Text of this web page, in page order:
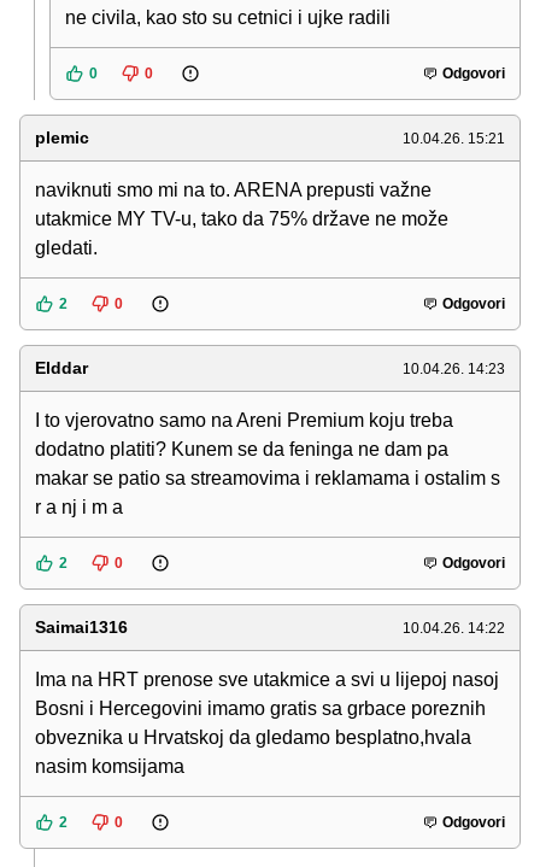
ne civila, kao sto su cetnici i ujke radili
0 0 Odgovori
plemic 10.04.26. 15:21
naviknuti smo mi na to. ARENA prepusti važne
utakmice MY TV-u, tako da 75% države ne može
gledati.
2 0 Odgovori
Elddar 10.04.26. 14:23
I to vjerovatno samo na Areni Premium koju treba
dodatno platiti? Kunem se da feninga ne dam pa
makar se patio sa streamovima i reklamama i ostalim s
r a nj i m a
2 0 Odgovori
Saimai1316 10.04.26. 14:22
Ima na HRT prenose sve utakmice a svi u lijepoj nasoj
Bosni i Hercegovini imamo gratis sa grbace poreznih
obveznika u Hrvatskoj da gledamo besplatno,hvala
nasim komsijama
2 0 Odgovori